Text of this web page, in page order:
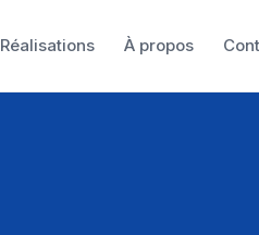
Réalisations À propos